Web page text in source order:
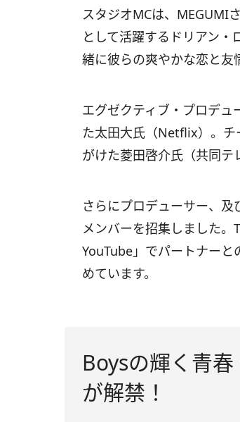
スタジオMCは、MEGUMI
として活躍するドリアン
緒に彼らの爽やかな恋と友
エグゼクティブ・プロデュ
た太田大氏（Netflix）。チ
がけた菱田啓介氏（共同テ
さらにプロデューサー、
メンバーを招集しました。
YouTube」でパートナーと
めています。
Boysの輝く青
が解禁！